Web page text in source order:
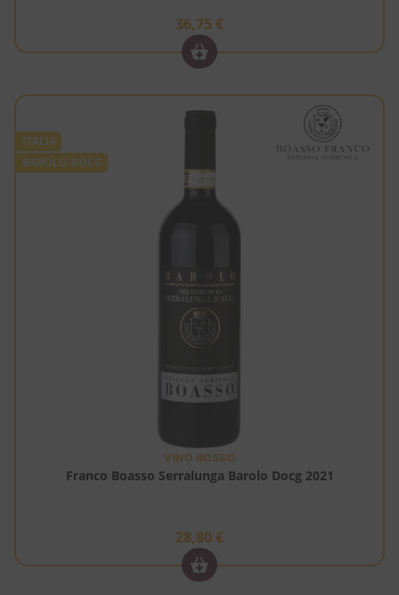
36,75 €
ITALIA
BAROLO DOCG
VINO ROSSO
Franco Boasso Serralunga Barolo Docg 2021
28,80 €